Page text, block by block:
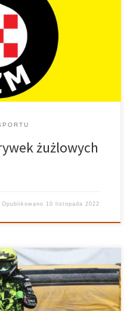
regulaminy na kolejny sezon.
zmian. Publikowanie
na kolejny rok stało się
przed otwarciem okienka
żużlowych
Opublikowano 10 listopada 2022
nie próżnuje na rynku
do niedzieli działacze PSŻ-